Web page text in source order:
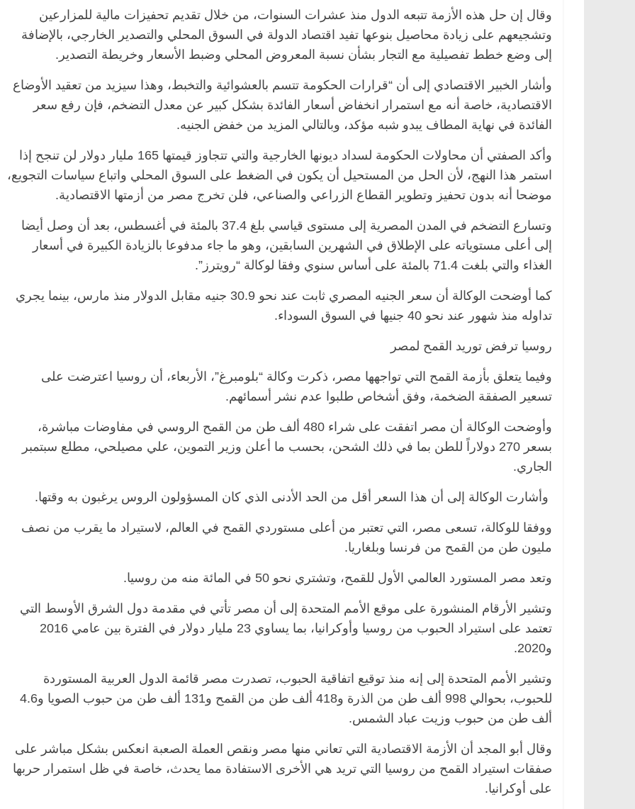
وقال إن حل هذه الأزمة تتبعه الدول منذ عشرات السنوات، من خلال تقديم تحفيزات مالية للمزارعين
وتشجيعهم على زيادة محاصيل بنوعها تفيد اقتصاد الدولة في السوق المحلي والتصدير الخارجي، بالإضافة
إلى وضع خطط تفصيلية مع التجار بشأن نسبة المعروض المحلي وضبط الأسعار وخريطة التصدير.
وأشار الخبير الاقتصادي إلى أن “قرارات الحكومة تتسم بالعشوائية والتخبط، وهذا سيزيد من تعقيد الأوضاع
الاقتصادية، خاصة أنه مع استمرار انخفاض أسعار الفائدة بشكل كبير عن معدل التضخم، فإن رفع سعر
الفائدة في نهاية المطاف يبدو شبه مؤكد، وبالتالي المزيد من خفض الجنيه.
وأكد الصفتي أن محاولات الحكومة لسداد ديونها الخارجية والتي تتجاوز قيمتها 165 مليار دولار لن تنجح إذا
استمر هذا النهج، لأن الحل من المستحيل أن يكون في الضغط على السوق المحلي واتباع سياسات التجويع،
موضحا أنه بدون تحفيز وتطوير القطاع الزراعي والصناعي، فلن تخرج مصر من أزمتها الاقتصادية.
وتسارع التضخم في المدن المصرية إلى مستوى قياسي بلغ 37.4 بالمئة في أغسطس، بعد أن وصل أيضا
إلى أعلى مستوياته على الإطلاق في الشهرين السابقين، وهو ما جاء مدفوعا بالزيادة الكبيرة في أسعار
الغذاء والتي بلغت 71.4 بالمئة على أساس سنوي وفقا لوكالة “رويترز”.
كما أوضحت الوكالة أن سعر الجنيه المصري ثابت عند نحو 30.9 جنيه مقابل الدولار منذ مارس، بينما يجري
تداوله منذ شهور عند نحو 40 جنيها في السوق السوداء.
روسيا ترفض توريد القمح لمصر
وفيما يتعلق بأزمة القمح التي تواجهها مصر، ذكرت وكالة “بلومبرغ”، الأربعاء، أن روسيا اعترضت على
تسعير الصفقة الضخمة، وفق أشخاص طلبوا عدم نشر أسمائهم.
وأوضحت الوكالة أن مصر اتفقت على شراء 480 ألف طن من القمح الروسي في مفاوضات مباشرة،
بسعر 270 دولاراً للطن بما في ذلك الشحن، بحسب ما أعلن وزير التموين، علي مصيلحي، مطلع سبتمبر
الجاري.
وأشارت الوكالة إلى أن هذا السعر أقل من الحد الأدنى الذي كان المسؤولون الروس يرغبون به وقتها.
ووفقا للوكالة، تسعى مصر، التي تعتبر من أعلى مستوردي القمح في العالم، لاستيراد ما يقرب من نصف
مليون طن من القمح من فرنسا وبلغاريا.
وتعد مصر المستورد العالمي الأول للقمح، وتشتري نحو 50 في المائة منه من روسيا.
وتشير الأرقام المنشورة على موقع الأمم المتحدة إلى أن مصر تأتي في مقدمة دول الشرق الأوسط التي
تعتمد على استيراد الحبوب من روسيا وأوكرانيا، بما يساوي 23 مليار دولار في الفترة بين عامي 2016
و2020.
وتشير الأمم المتحدة إلى إنه منذ توقيع اتفاقية الحبوب، تصدرت مصر قائمة الدول العربية المستوردة
ألف طن من حبوب وزيت عباد الشمس.
وقال أبو المجد أن الأزمة الاقتصادية التي تعاني منها مصر ونقص العملة الصعبة انعكس بشكل مباشر على
صفقات استيراد القمح من روسيا التي تريد هي الأخرى الاستفادة مما يحدث، خاصة في ظل استمرار حربها
على أوكرانيا.